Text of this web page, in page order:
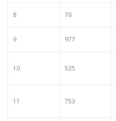
8 76
9 977
10 525
11 753